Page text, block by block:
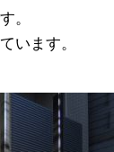
。
います。